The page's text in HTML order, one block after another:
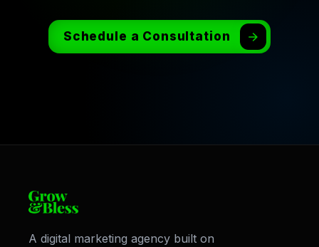
Schedule a Consultation
A digital marketing agency built on